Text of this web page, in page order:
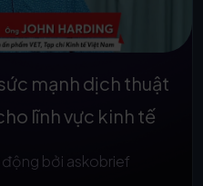
mạnh dịch thuật
lĩnh vực kinh tế
bởi askobrief